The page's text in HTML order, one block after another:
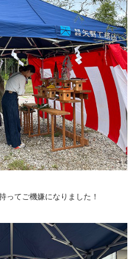
ってご機嫌になりました！